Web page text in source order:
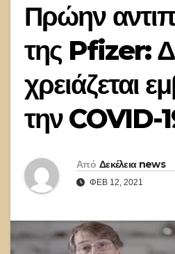
Πρώην
της Pfizer:
χρειάζεται
την COVID-
Από Δεκέλεια news
ΦΕΒ 12, 2021